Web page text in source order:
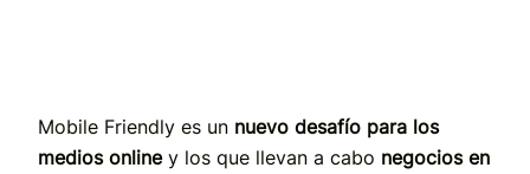
Mobile Friendly es un nuevo desafío para los
medios onliney los que llevan a cabo negocios en